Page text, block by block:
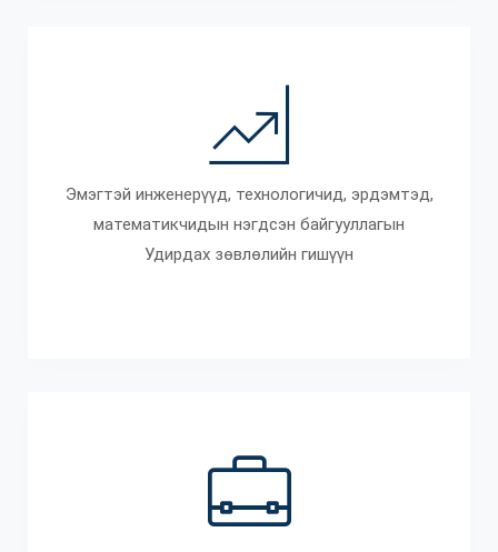
Эмэгтэй инженерүүд, технологичид, эрдэмтэд,
математикчидын нэгдсэн байгууллагын
Удирдах зөвлөлийн гишүүн